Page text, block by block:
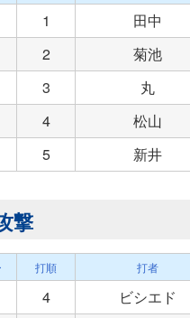
1 田中
2 菊池
3 丸
4 松山
5 新井
撃
打順 打者
4 ビシエド